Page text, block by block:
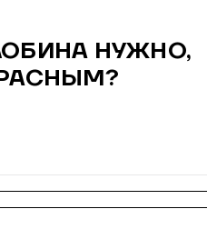
НУЖНО,